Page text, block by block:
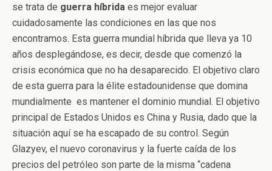
se trata de guerra híbrida es mejor evaluar
cuidadosamente las condiciones en las que nos
encontramos. Esta guerra mundial híbrida que lleva ya 10
años desplegándose, es decir, desde que comenzó la
crisis económica que no ha desaparecido. El objetivo claro
de esta guerra para la élite estadounidense que domina
mundialmente es mantener el dominio mundial. El objetivo
principal de Estados Unidos es China y Rusia, dado que la
situación aquí se ha escapado de su control. Según
Glazyev, el nuevo coronavirus y la fuerte caída de los
precios del petróleo son parte de la misma “cadena